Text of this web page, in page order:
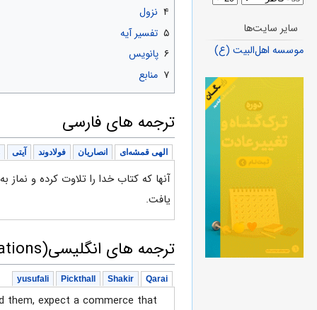
۴ نزول
۵ تفسیر آیه
۶ پانویس
۷ منابع
ترجمه های فارسی
الهی قمشه‌ای انصاریان فولادوند آیتی
آنها که کتاب خدا را تلاوت کرده و نماز
یافت.
ترجمه های انگلیسی(English translations)
Qarai
Shakir
Pickthall
yusufali
them, expect a commerce that
سایر سایت‌ها
موسسه اهل‌البیت (ع)